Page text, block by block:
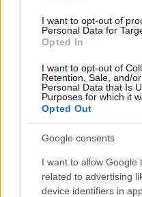
I want to opt-out of
Personal Data for
Opted In
I want to opt-out of
Retention, Sale, and/
Personal Data that Is
Purposes for which it
Opted Out
Google consents
I want to allow Google
related to advertising
device identifiers in
kedves, dallamos,
telerakott popdal